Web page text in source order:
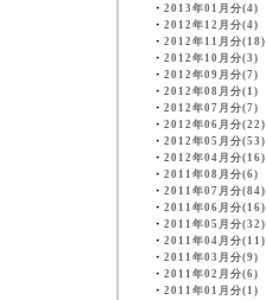
・ 2013年01月分(4)
・ 2012年12月分(4)
・ 2012年11月分(18)
・ 2012年10月分(3)
・ 2012年09月分(7)
・ 2012年08月分(1)
・ 2012年07月分(7)
・ 2012年06月分(22)
・ 2012年05月分(53)
・ 2012年04月分(16)
・ 2011年08月分(6)
・ 2011年07月分(84)
・ 2011年06月分(16)
・ 2011年05月分(32)
・ 2011年04月分(11)
・ 2011年03月分(9)
・ 2011年02月分(6)
・ 2011年01月分(1)